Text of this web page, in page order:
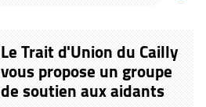
Le Trait d'Union du Cailly
vous propose un groupe
de soutien aux aidants